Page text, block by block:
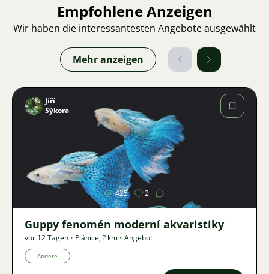
Empfohlene Anzeigen
Wir haben die interessantesten Angebote ausgewählt
Mehr anzeigen
Bild
Jiří
Sýkora
425 2
Guppy fenomén moderní akvaristiky
vor 12 Tagen • Plánice,? km • Angebot
Andere